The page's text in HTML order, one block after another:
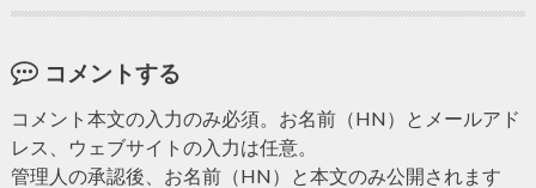
コメントする
コメント本文の入力のみ必須。お名前（HN）とメールアド
レス、ウェブサイトの入力は任意。
管理人の承認後、お名前（HN）と本文のみ公開されます